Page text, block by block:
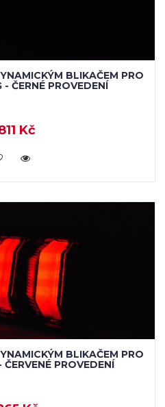
BLIKAČEM PRO
ČERNÉ PROVEDENÍ
Kč
BLIKAČEM PRO
PROVEDENÍ